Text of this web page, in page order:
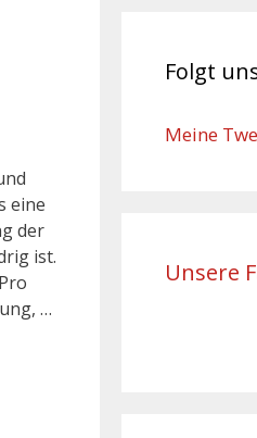
eine
der
ist.
…
Folgt
Meine
Unsere